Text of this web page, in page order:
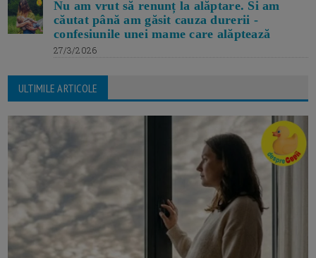
Nu am vrut să renunț la alăptare. Si am
căutat până am găsit cauza durerii -
confesiunile unei mame care alăptează
27/3/2026
ULTIMILE ARTICOLE